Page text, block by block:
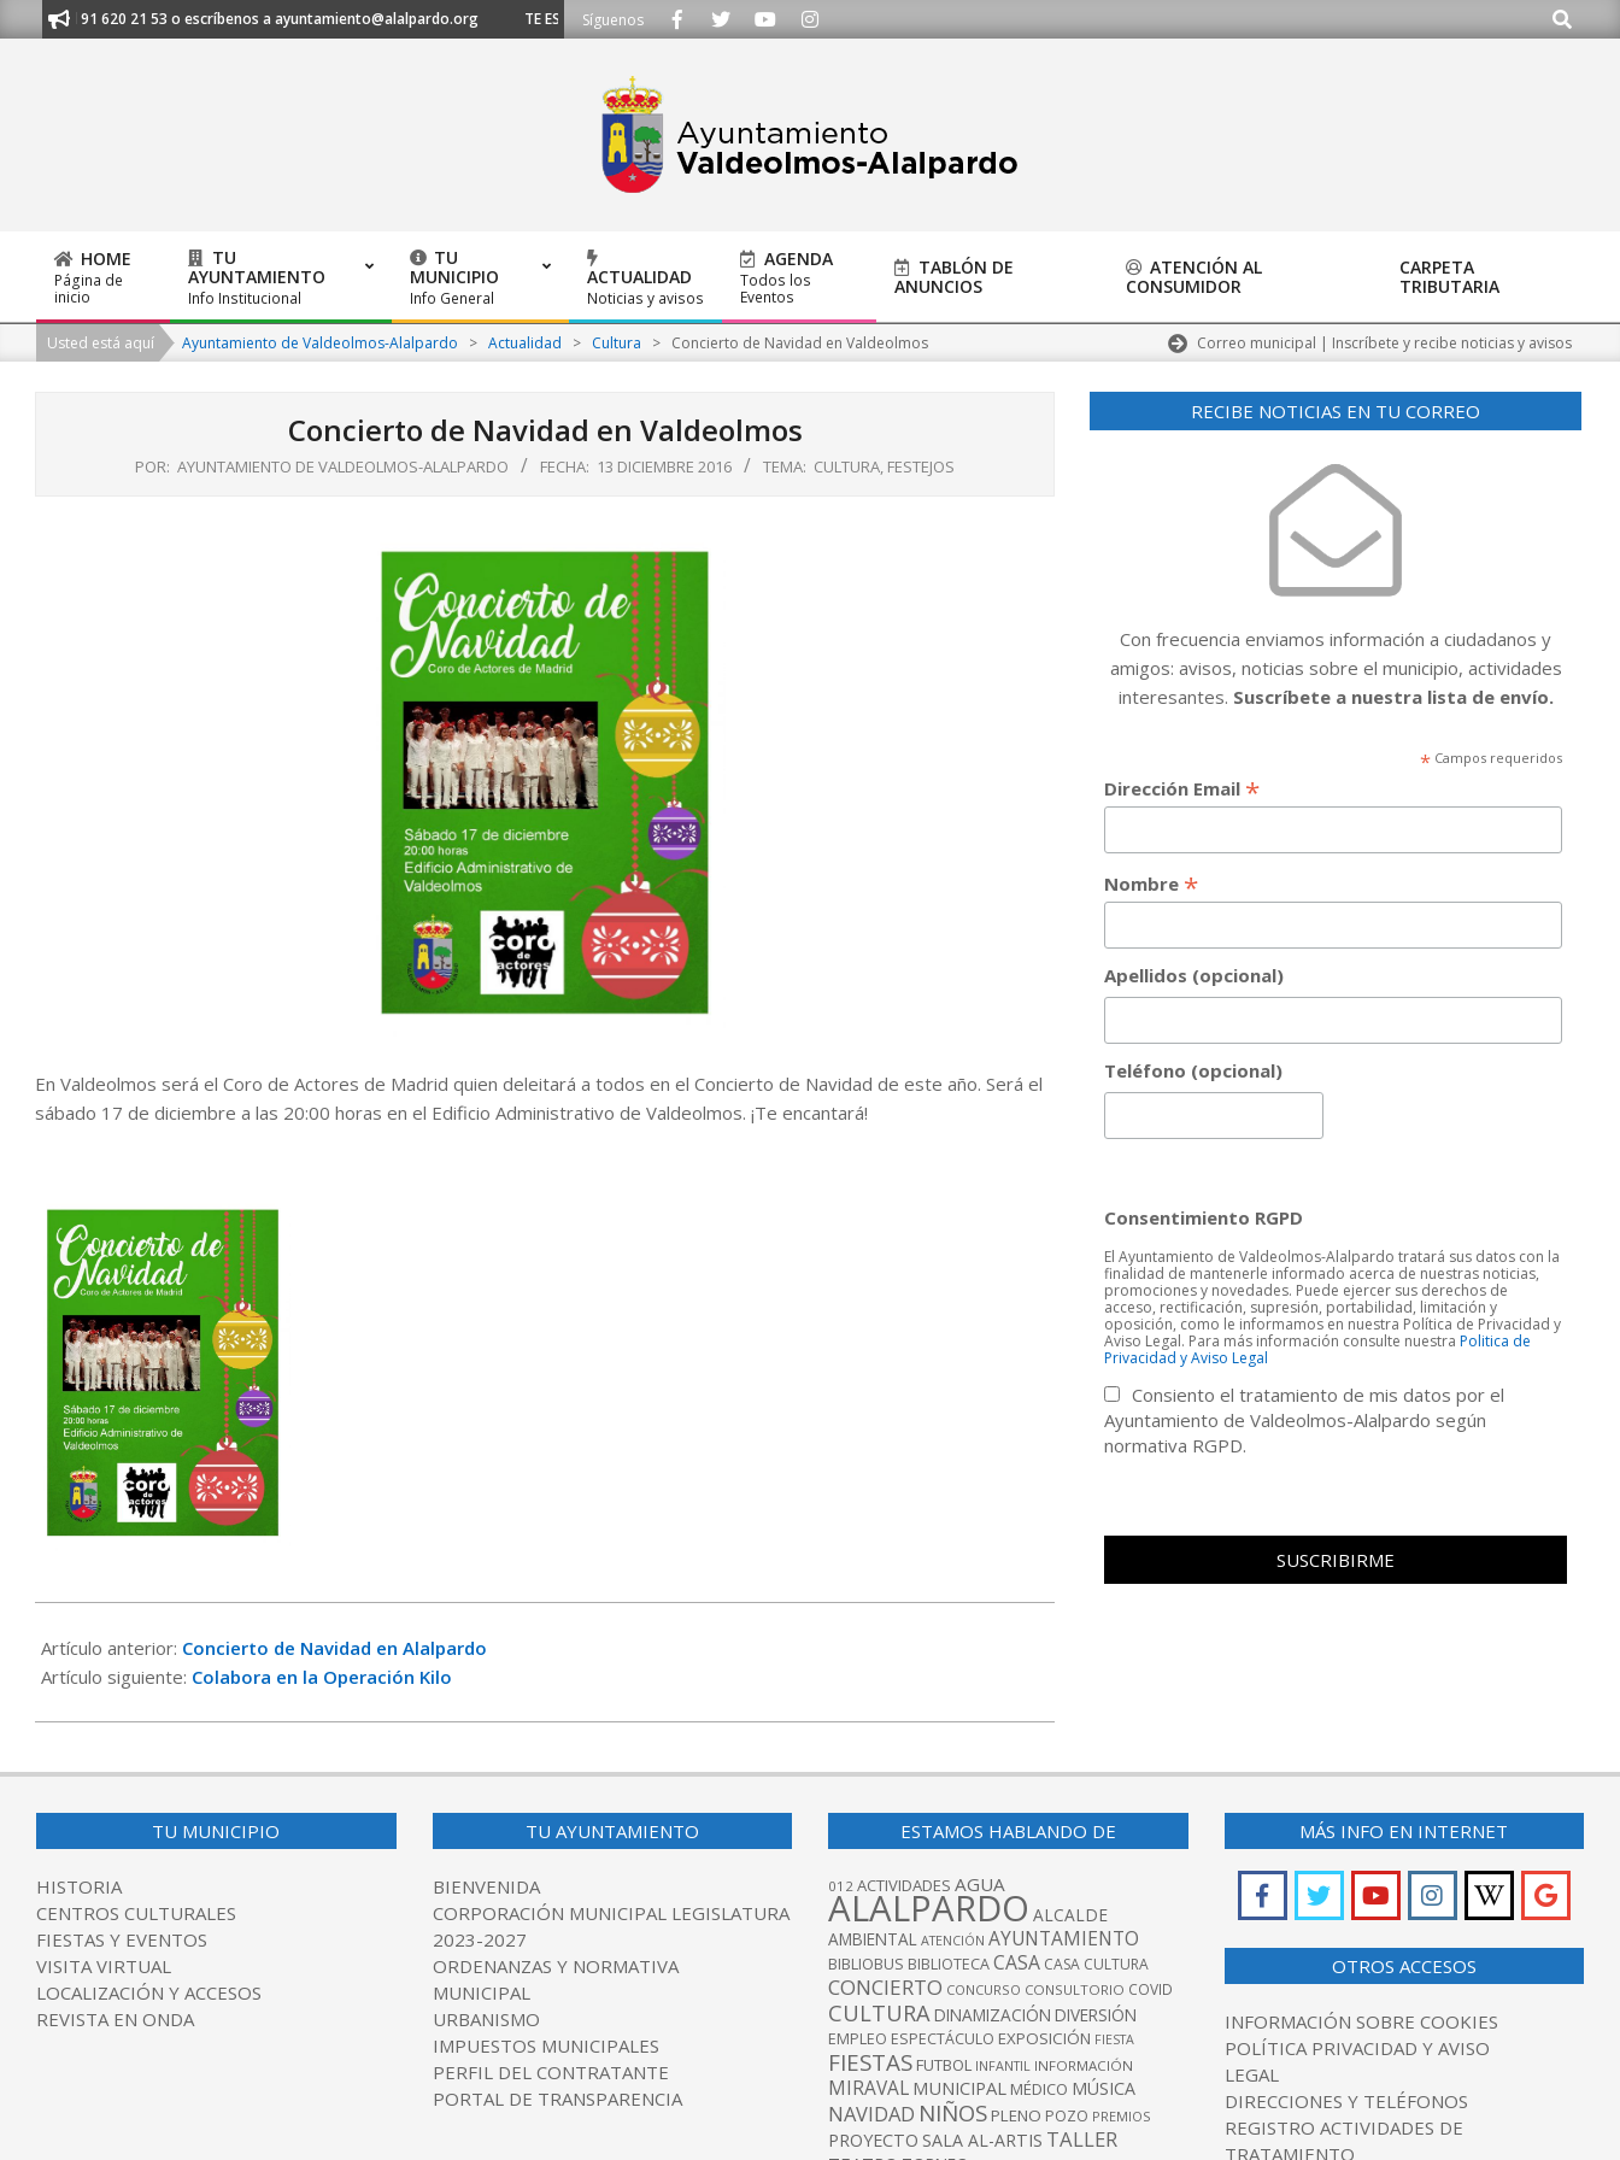
to
al 91 620 21 53 o escríbenos a ayuntamiento@alalpardo.org TE ESCUCHAMOS - Llámanos al 91 620 21 53 o escríbenos a ayuntamiento@alalpardo.org
Síguenos Buscar
Primary
Navigation
Menu
HOME
Página de
inicio
TU
AYUNTAMIENTO
Info Institucional
TU
MUNICIPIO
Info General
ACTUALIDAD
Noticias y avisos
AGENDA
Todos los
Eventos
TABLÓN DE
ANUNCIOS
ATENCIÓN AL
CONSUMIDOR
CARPETA
TRIBUTARIA
Usted está aquí Ayuntamiento de Valdeolmos-Alalpardo > Actualidad > Cultura > Concierto de Navidad en Valdeolmos Correo municipal | Inscríbete y recibe noticias y avisos
Concierto de Navidad en Valdeolmos
POR: AYUNTAMIENTO DE VALDEOLMOS-ALALPARDO FECHA: 13 DICIEMBRE 2016 TEMA: CULTURA, FESTEJOS
En Valdeolmos será el Coro de Actores de Madrid quien deleitará a todos en el Concierto de Navidad de este año. Será el
sábado 17 de diciembre a las 20:00 horas en el Edificio Administrativo de Valdeolmos. ¡Te encantará!
12-
13
Artículo anterior: Concierto de Navidad en Alalpardo
Artículo siguiente: Colabora en la Operación Kilo
RECIBE NOTICIAS EN TU CORREO
Con frecuencia enviamos información a ciudadanos y
amigos: avisos, noticias sobre el municipio, actividades
interesantes. Suscríbete a nuestra lista de envío.
* Campos requeridos
Dirección Email *
Nombre *
Apellidos (opcional)
Teléfono (opcional)
Consentimiento RGPD
El Ayuntamiento de Valdeolmos-Alalpardo tratará sus datos con la
finalidad de mantenerle informado acerca de nuestras noticias,
promociones y novedades. Puede ejercer sus derechos de
acceso, rectificación, supresión, portabilidad, limitación y
oposición, como le informamos en nuestra Política de Privacidad y
Aviso Legal. Para más información consulte nuestraPolitica de
Privacidad y Aviso Legal
Consiento el tratamiento de mis datos por el
Ayuntamiento de Valdeolmos-Alalpardo según
normativa RGPD.
TU MUNICIPIO
HISTORIA
CENTROS CULTURALES
FIESTAS Y EVENTOS
VISITA VIRTUAL
LOCALIZACIÓN Y ACCESOS
REVISTA EN ONDA
TU AYUNTAMIENTO
BIENVENIDA
CORPORACIÓN MUNICIPAL LEGISLATURA
2023-2027
ORDENANZAS Y NORMATIVA
MUNICIPAL
URBANISMO
IMPUESTOS MUNICIPALES
PERFIL DEL CONTRATANTE
PORTAL DE TRANSPARENCIA
ESTAMOS HABLANDO DE
012 ACTIVIDADES AGUA
ALALPARDO ALCALDE
AMBIENTAL ATENCIÓN AYUNTAMIENTO
BIBLIOBUS BIBLIOTECACASA CASA CULTURA
CONCIERTO CONCURSO CONSULTORIO COVID
CULTURA DINAMIZACIÓN DIVERSIÓN
EMPLEO ESPECTÁCULO EXPOSICIÓN FIESTA
FIESTAS FUTBOL INFANTIL INFORMACIÓN
MIRAVAL MUNICIPAL MÉDICO MÚSICA
NAVIDAD NIÑOS PLENO POZO PREMIOS
PROYECTO SALA AL-ARTIS TALLER
MÁS INFO EN INTERNET
OTROS ACCESOS
INFORMACIÓN SOBRE COOKIES
POLÍTICA PRIVACIDAD Y AVISO
LEGAL
DIRECCIONES Y TELÉFONOS
REGISTRO ACTIVIDADES DE
TRATAMIENTO